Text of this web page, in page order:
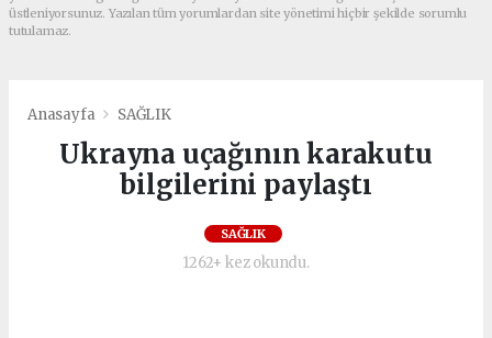
üstleniyorsunuz. Yazılan tüm yorumlardan site yönetimi hiçbir şekilde sorumlu
tutulamaz.
Anasayfa SAĞLIK
Ukrayna uçağının karakutu
bilgilerini paylaştı
SAĞLIK
1262+ kez okundu.